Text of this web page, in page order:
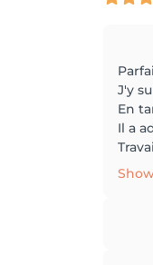
J'y
En
Il a